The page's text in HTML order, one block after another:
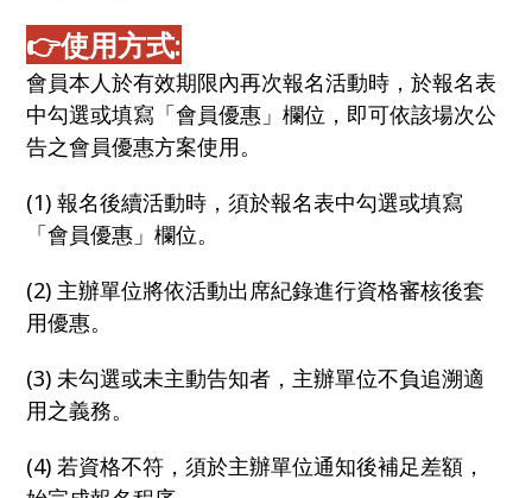
👉使用方式:
會員本人於有效期限內再次報名活動時，於報名表
中勾選或填寫「會員優惠」欄位，即可依該場次公
告之會員優惠方案使用。
(1) 報名後續活動時，須於報名表中勾選或填寫
「會員優惠」欄位。
(2) 主辦單位將依活動出席紀錄進行資格審核後套
用優惠。
(3) 未勾選或未主動告知者，主辦單位不負追溯適
用之義務。
(4) 若資格不符，須於主辦單位通知後補足差額，